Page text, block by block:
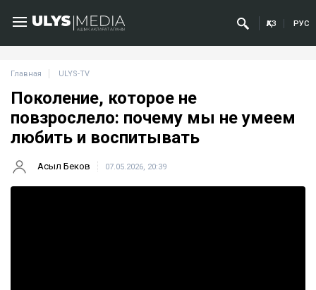
ҚАЗ РУС
Главная ULYS-TV
Поколение, которое не
повзрослело: почему мы не умеем
любить и воспитывать
Асыл Беков 07.05.2026, 20:39